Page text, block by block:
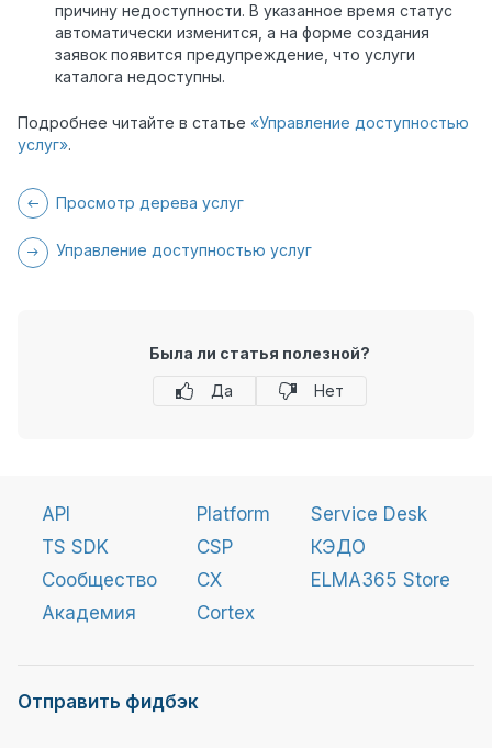
причину недоступности. В указанное время статус
автоматически изменится, а на форме создания
заявок появится предупреждение, что услуги
каталога недоступны.
Подробнее читайте в статье «Управление доступностью
услуг».
Просмотр дерева услуг
Управление доступностью услуг
Была ли статья полезной?
Да
Нет
API
TS SDK
Сообщество
Академия
Platform
CSP
CX
Cortex
Service Desk
КЭДО
ELMA365 Store
Отправить фидбэк